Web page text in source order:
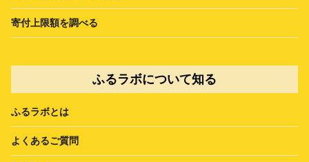
寄付上限額を調べる
ふるラボについて知る
ふるラボとは
よくあるご質問